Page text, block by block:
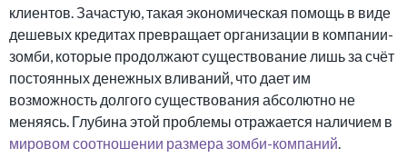
клиентов. Зачастую, такая экономическая помощь в виде
дешевых кредитах превращает организации в компании-
зомби, которые продолжают существование лишь за счёт
постоянных денежных вливаний, что дает им
возможность долгого существования абсолютно не
меняясь. Глубина этой проблемы отражается наличием в
мировом соотношении размера зомби-компаний